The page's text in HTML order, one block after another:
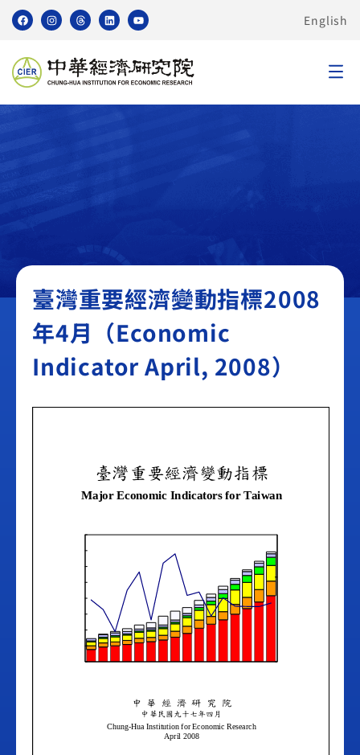
English
臺灣重要經濟變動指標 TEI
臺灣重要經濟變動指標2008
年4月（Economic
Indicator April, 2008）